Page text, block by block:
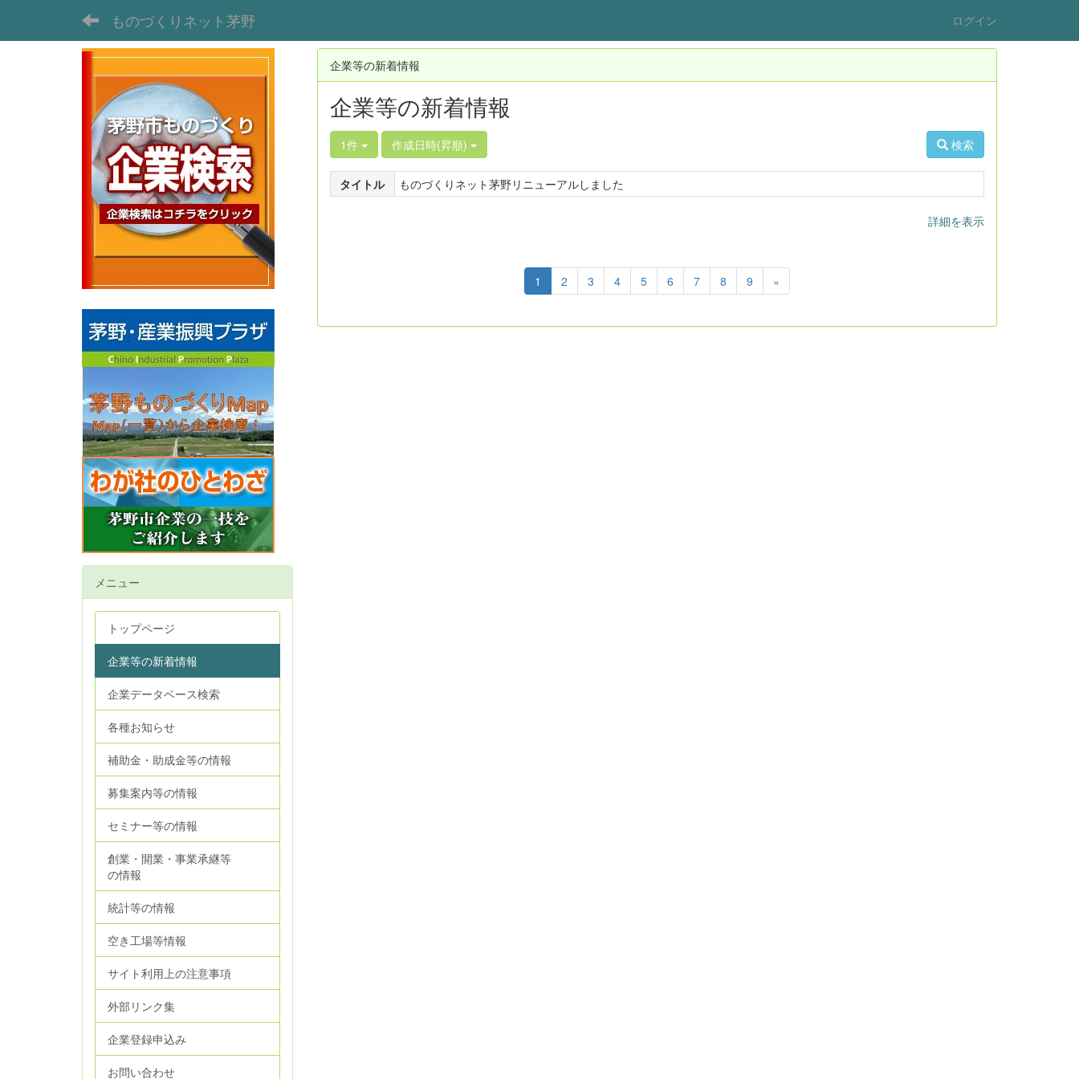
ものづくりネット茅野 ログイン
企業等の新着情報
企業等の新着情報
1件 作成日時(昇順) 検索
タイトル ものづくりネット茅野リニューアルしました
詳細を表示
1 2 3 4 5 6 7 8 9 »
メニュー
トップページ
企業等の新着情報
企業データベース検索
各種お知らせ
補助金・助成金等の情報
募集案内等の情報
セミナー等の情報
創業・開業・事業承継等
の情報
統計等の情報
空き工場等情報
サイト利用上の注意事項
外部リンク集
企業登録申込み
お問い合わせ